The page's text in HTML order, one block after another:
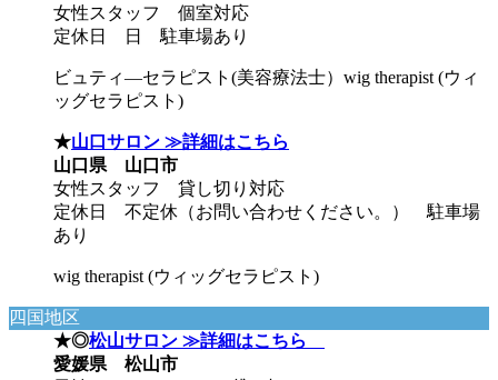
女性スタッフ 個室対応
定休日 日 駐車場あり
ビュティ―セラピスト(美容療法士）wig therapist (ウィ
ッグセラピスト)
★山口サロン ≫詳細はこちら
山口県 山口市
女性スタッフ 貸し切り対応
定休日 不定休（お問い合わせください。） 駐車場
あり
wig therapist (ウィッグセラピスト)
四国地区
★◎松山サロン ≫詳細はこちら
愛媛県 松山市